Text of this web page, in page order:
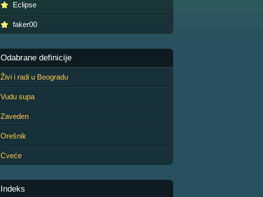
Eclipse
faker00
Odabrane definicije
Živi i radi u Beogradu
Vudu supa
Zaveden
Orešnik
Cveće
Indeks